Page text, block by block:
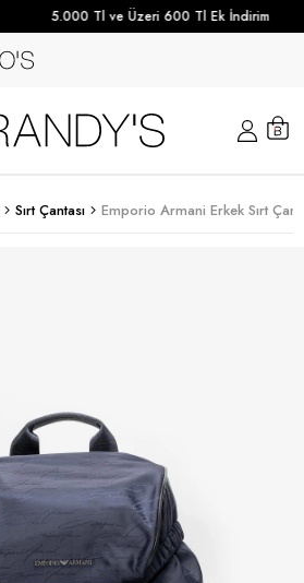
5.000 Tl ve Üzeri 600 Tl Ek İndirim
Sırt Çantası Emporio Armani Erkek Sırt